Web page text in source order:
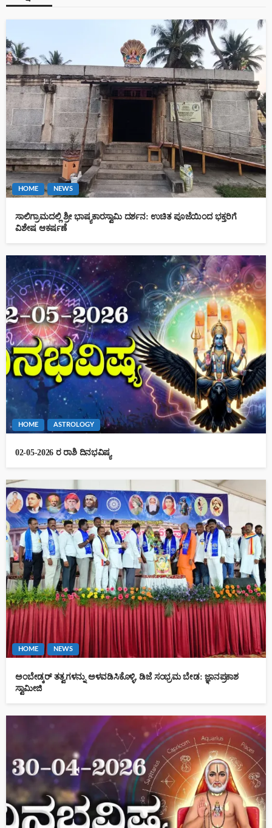
HOME NEWS
ಸಾಲಿಗ್ರಾಮದಲ್ಲಿ ಶ್ರೀ ಭಾಷ್ಯಕಾರಸ್ವಾಮಿ ದರ್ಶನ: ಉಚಿತ ಪೂಜೆಯಿಂದ ಭಕ್ತರಿಗೆ
ವಿಶೇಷ ಆಕರ್ಷಣೆ
HOME ASTROLOGY
02-05-2026 ರ ರಾಶಿ ದಿನಭವಿಷ್ಯ
HOME NEWS
ಅಂಬೇಡ್ಕರ್ ತತ್ವಗಳನ್ನು ಅಳವಡಿಸಿಕೊಳ್ಳಿ, ಡಿಜೆ ಸಂಭ್ರಮ ಬೇಡ: ಜ್ಞಾನಪ್ರಕಾಶ
ಸ್ವಾಮೀಜಿ